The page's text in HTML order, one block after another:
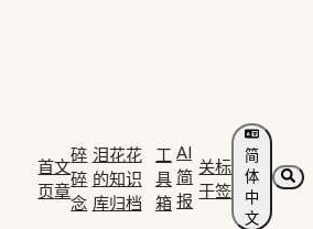
首
页
文
章
碎
碎
念
泪花花
的知识
库归档
工
具
箱
AI
简
报
关
于
标
签
简
体
中
文